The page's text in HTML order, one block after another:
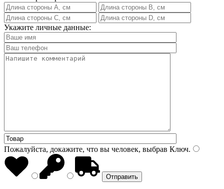
Укажите личные данные:
Пожалуйста, докажите, что вы человек, выбрав Ключ.